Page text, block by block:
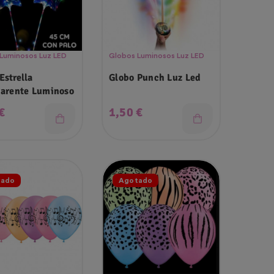
Luz LED
Transparente Luminoso
Globos Luminosos Luz LED
Globo Punch Luz Led
Precio
1,50 €
Agotado